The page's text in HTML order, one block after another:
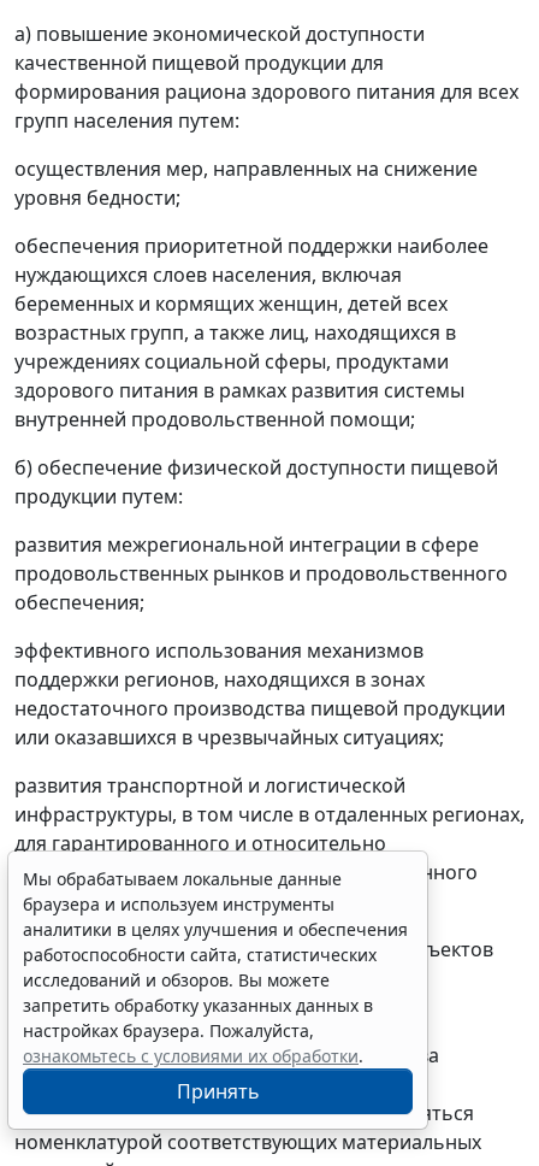
а) повышение экономической доступности
качественной пищевой продукции для
формирования рациона здорового питания для всех
групп населения путем:
осуществления мер, направленных на снижение
уровня бедности;
обеспечения приоритетной поддержки наиболее
нуждающихся слоев населения, включая
беременных и кормящих женщин, детей всех
возрастных групп, а также лиц, находящихся в
учреждениях социальной сферы, продуктами
здорового питания в рамках развития системы
внутренней продовольственной помощи;
б) обеспечение физической доступности пищевой
продукции путем:
развития межрегиональной интеграции в сфере
продовольственных рынков и продовольственного
обеспечения;
эффективного использования механизмов
поддержки регионов, находящихся в зонах
недостаточного производства пищевой продукции
или оказавшихся в чрезвычайных ситуациях;
развития транспортной и логистической
инфраструктуры, в том числе в отдаленных регионах,
для гарантированного и относительно
равномерного по времени продовольственного
снабжения населения;
создания условий для увеличения числа объектов
торговой инфраструктуры и объектов
общественного питания различных типов;
в) формирование государственного резерва
сельскохозяйственной продукции, сырья и
продовольствия, которое должно определяться
номенклатурой соответствующих материальных
Мы обрабатываем локальные данные
браузера и используем инструменты
аналитики в целях улучшения и обеспечения
работоспособности сайта, статистических
исследований и обзоров. Вы можете
запретить обработку указанных данных в
настройках браузера. Пожалуйста,
ознакомьтесь с условиями их обработки.
Принять